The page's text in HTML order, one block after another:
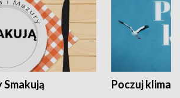
Smakują Poczuj klimat